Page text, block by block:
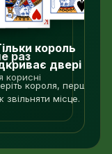
раз
корисні
король
двері
короля, перш
звільняти місце.